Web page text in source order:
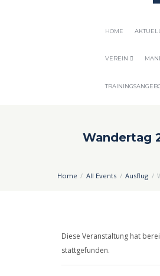
HOME
VEREIN
Wandertag
Home All Events Ausflug
Diese Veranstaltung hat
stattgefunden.